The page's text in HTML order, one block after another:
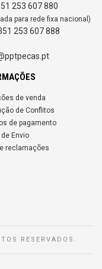
253 607 880
para rede fixa nacional)
253 607 888
de venda
de Conflitos
de pagamento
Envio
reclamações
RESERVADOS.